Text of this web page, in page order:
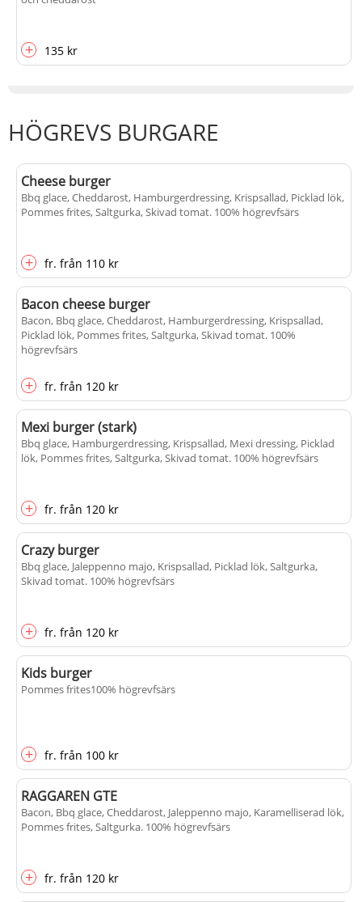
+ 135 kr
HÖGREVS BURGARE
Cheese burger
Bbq glace, Cheddarost, Hamburgerdressing, Krispsallad, Picklad lök,
Pommes frites, Saltgurka, Skivad tomat. 100% högrevfsärs
+ fr. från 110 kr
Bacon cheese burger
Bacon, Bbq glace, Cheddarost, Hamburgerdressing, Krispsallad,
Picklad lök, Pommes frites, Saltgurka, Skivad tomat. 100%
högrevfsärs
+ fr. från 120 kr
Mexi burger (stark)
Bbq glace, Hamburgerdressing, Krispsallad, Mexi dressing, Picklad
lök, Pommes frites, Saltgurka, Skivad tomat. 100% högrevfsärs
+ fr. från 120 kr
Crazy burger
Bbq glace, Jaleppenno majo, Krispsallad, Picklad lök, Saltgurka,
Skivad tomat. 100% högrevfsärs
+ fr. från 120 kr
Kids burger
Pommes frites100% högrevfsärs
+ fr. från 100 kr
RAGGAREN GTE
Bacon, Bbq glace, Cheddarost, Jaleppenno majo, Karamelliserad lök,
Pommes frites, Saltgurka. 100% högrevfsärs
+ fr. från 120 kr